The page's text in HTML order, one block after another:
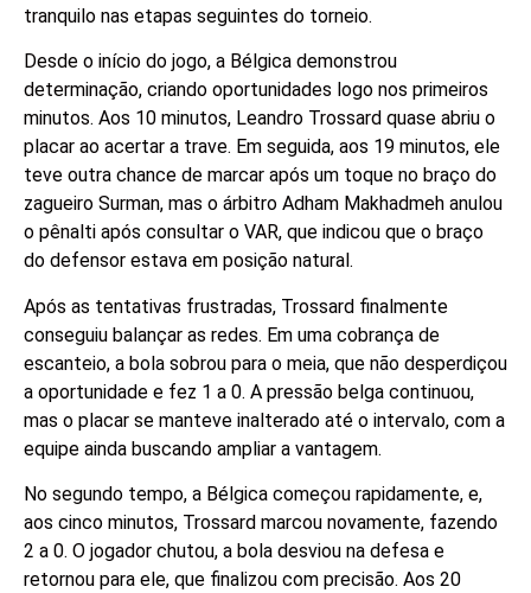
tranquilo nas etapas seguintes do torneio.
Desde o início do jogo, a Bélgica demonstrou
determinação, criando oportunidades logo nos primeiros
minutos. Aos 10 minutos, Leandro Trossard quase abriu o
placar ao acertar a trave. Em seguida, aos 19 minutos, ele
teve outra chance de marcar após um toque no braço do
zagueiro Surman, mas o árbitro Adham Makhadmeh anulou
o pênalti após consultar o VAR, que indicou que o braço
do defensor estava em posição natural.
Após as tentativas frustradas, Trossard finalmente
conseguiu balançar as redes. Em uma cobrança de
escanteio, a bola sobrou para o meia, que não desperdiçou
a oportunidade e fez 1 a 0. A pressão belga continuou,
mas o placar se manteve inalterado até o intervalo, com a
equipe ainda buscando ampliar a vantagem.
No segundo tempo, a Bélgica começou rapidamente, e,
aos cinco minutos, Trossard marcou novamente, fazendo
2 a 0. O jogador chutou, a bola desviou na defesa e
retornou para ele, que finalizou com precisão. Aos 20